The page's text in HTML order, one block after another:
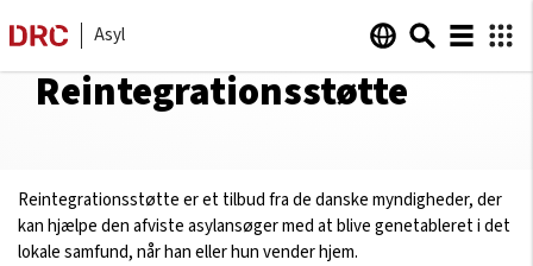
Asyl
Reintegrationsstøtte
Reintegrationsstøtte er et tilbud fra de danske myndigheder, der
kan hjælpe den afviste asylansøger med at blive genetableret i det
lokale samfund, når han eller hun vender hjem.